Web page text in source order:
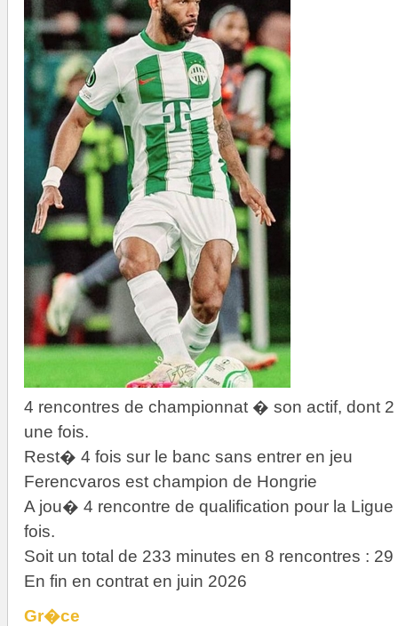
4 rencontres de championnat � son actif, dont
une fois.
Rest� 4 fois sur le banc sans entrer en jeu
Ferencvaros est champion de Hongrie
A jou� 4 rencontre de qualification pour la
fois.
Soit un total de 233 minutes en 8 rencontres :
En fin en contrat en juin 2026
Gr�ce